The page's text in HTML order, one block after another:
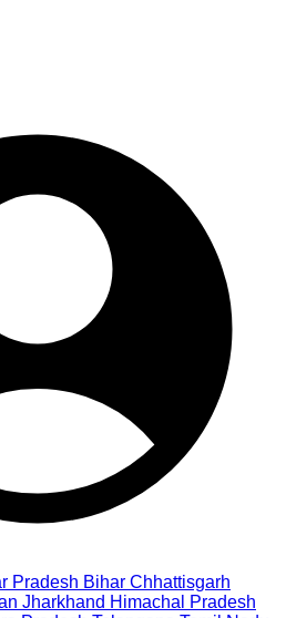
Pradesh Bihar Chhattisgarh
Jharkhand Himachal Pradesh